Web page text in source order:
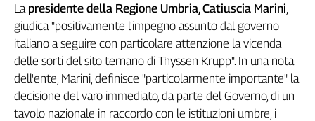
Rubriche
Collettiva
Talk
La
settimana
Collettiva
Girasoli
La presidente della Regione Umbria, Catiuscia Marini
giudica "positivamente l'impegno assunto dal governo
italiano a seguire con particolare attenzione la vicenda
delle sorti del sito ternano di Thyssen Krupp". In una nota
dell'ente, Marini, definisce "particolarmente importante" la
decisione del varo immediato, da parte del Governo, di un
tavolo nazionale in raccordo con le istituzioni umbre, i